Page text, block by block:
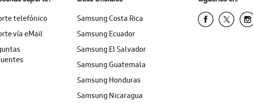
telefónico
vía eMail
Samsung Costa Rica
Samsung Ecuador
Samsung El Salvador
Samsung Guatemala
Samsung Honduras
Samsung Nicaragua